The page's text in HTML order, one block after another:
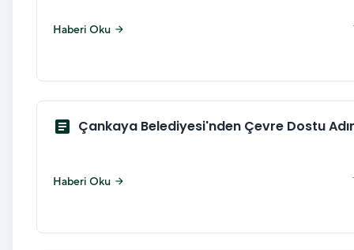
Haberi Oku arrow_forward
article Çankaya Belediyesi'nden Çevre Dostu
Haberi Oku arrow_forward